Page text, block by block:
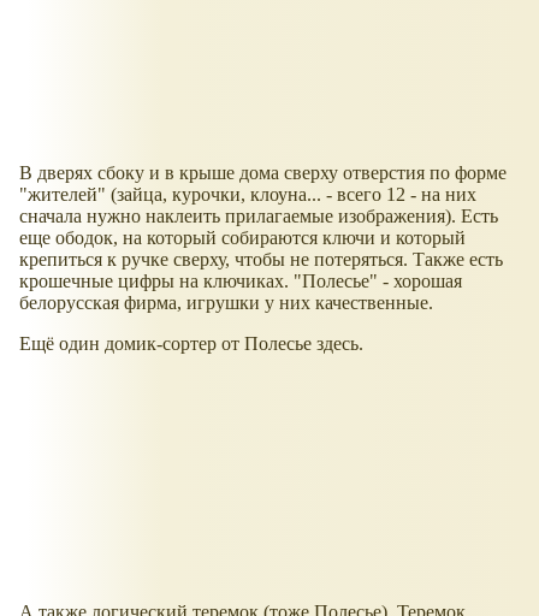
В дверях сбоку и в крыше дома сверху отверстия по форме
"жителей" (зайца, курочки, клоуна... - всего 12 - на них
сначала нужно наклеить прилагаемые изображения). Есть
еще ободок, на который собираются ключи и который
крепиться к ручке сверху, чтобы не потеряться. Также есть
крошечные цифры на ключиках. "Полесье" - хорошая
белорусская фирма, игрушки у них качественные.
Ещё один домик-сортер от Полесье здесь.
А также логический теремок (тоже Полесье). Теремок